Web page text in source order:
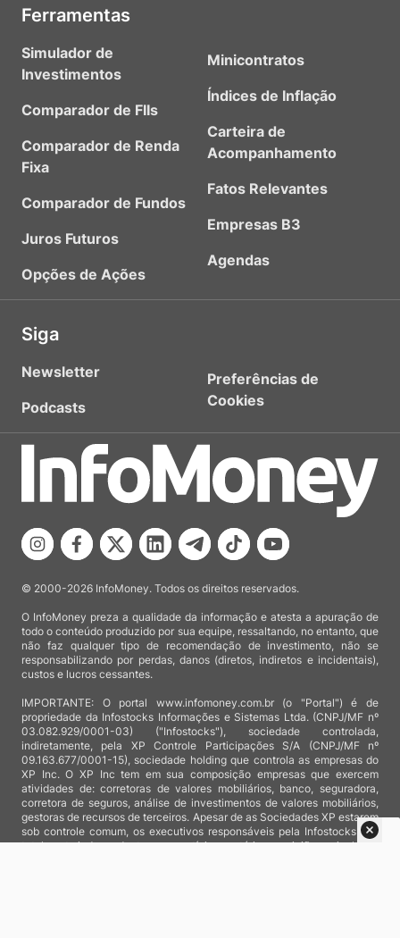
Ferramentas
Simulador de
Investimentos
Comparador de FIIs
Comparador de Renda
Fixa
Comparador de Fundos
Juros Futuros
Opções de Ações
Minicontratos
Índices de Inflação
Carteira de
Acompanhamento
Fatos Relevantes
Empresas B3
Agendas
Siga
Newsletter
Podcasts
Preferências de
Cookies
© 2000-2026 InfoMoney. Todos os direitos reservados.
O InfoMoney preza a qualidade da informação e atesta a apuração de
todo o conteúdo produzido por sua equipe, ressaltando, no entanto, que
não faz qualquer tipo de recomendação de investimento, não se
responsabilizando por perdas, danos (diretos, indiretos e incidentais),
custos e lucros cessantes.
IMPORTANTE: O portal www.infomoney.com.br (o "Portal") é de
propriedade da Infostocks Informações e Sistemas Ltda. (CNPJ/MF nº
03.082.929/0001-03) ("Infostocks"), sociedade controlada,
indiretamente, pela XP Controle Participações S/A (CNPJ/MF nº
09.163.677/0001-15), sociedade holding que controla as empresas do
XP Inc. O XP Inc tem em sua composição empresas que exercem
atividades de: corretoras de valores mobiliários, banco, seguradora,
corretora de seguros, análise de investimentos de valores mobiliários,
gestoras de recursos de terceiros. Apesar de as Sociedades XP estarem
sob controle comum, os executivos responsáveis pela Infostocks são
totalmente independentes e as notícias, matérias e opiniões veiculadas